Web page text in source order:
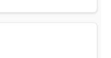
von 5 von 5 Sternen